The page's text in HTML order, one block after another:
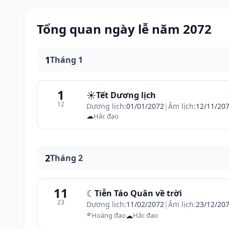
Tổng quan ngày lễ năm 2072
1Tháng 1
1
12
☀️Tết Dương lịch
Dương lịch:01/01/2072|Âm lịch:12/11/
☁Hắc đạo
2Tháng 2
11
23
☾ Tiễn Táo Quân về trời
Dương lịch:11/02/2072|Âm lịch:23/12/
⭐Hoàng đạo☁Hắc đạo